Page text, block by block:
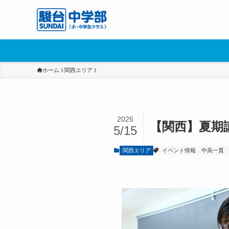
ホーム 関西エリア
【関西】夏
2026
5/15
関西エリア イベント情報 中高一貫